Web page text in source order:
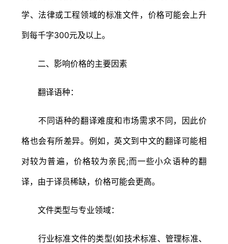
学、法律或工程领域的标准文件，价格可能会上升
到每千字300元及以上。
二、影响价格的主要因素
翻译语种：
不同语种的翻译难度和市场需求不同，因此价
格也会有所差异。例如，英文到中文的翻译可能相
对较为普遍，价格较为亲民;而一些小众语种的翻
译，由于译员稀缺，价格可能会更高。
文件类型与专业领域：
行业标准文件的类型(如技术标准、管理标准、